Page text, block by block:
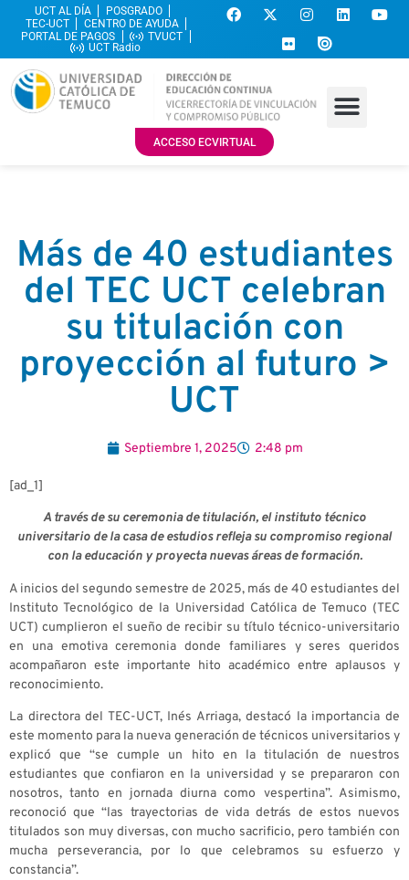
UCT AL DÍA
POSGRADO
TEC-UCT
CENTRO DE AYUDA
PORTAL DE PAGOS
TVUCT
UCT Radio
ACCESO ECVIRTUAL
Más de 40 estudiantes
del TEC UCT celebran
su titulación con
proyección al futuro >
UCT
Septiembre 1, 2025 2:48 pm
[ad_1]
A través de su ceremonia de titulación, el instituto técnico
universitario de la casa de estudios refleja su compromiso regional
con la educación y proyecta nuevas áreas de formación.
A inicios del segundo semestre de 2025, más de 40 estudiantes del
Instituto Tecnológico de la Universidad Católica de Temuco (TEC
UCT) cumplieron el sueño de recibir su título técnico-universitario
en una emotiva ceremonia donde familiares y seres queridos
acompañaron este importante hito académico entre aplausos y
reconocimiento.
La directora del TEC-UCT, Inés Arriaga, destacó la importancia de
este momento para la nueva generación de técnicos universitarios y
explicó que “se cumple un hito en la titulación de nuestros
estudiantes que confiaron en la universidad y se prepararon con
nosotros, tanto en jornada diurna como vespertina”. Asimismo,
reconoció que “las trayectorias de vida detrás de estos nuevos
titulados son muy diversas, con mucho sacrificio, pero también con
mucha perseverancia, por lo que celebramos su esfuerzo y
constancia”.